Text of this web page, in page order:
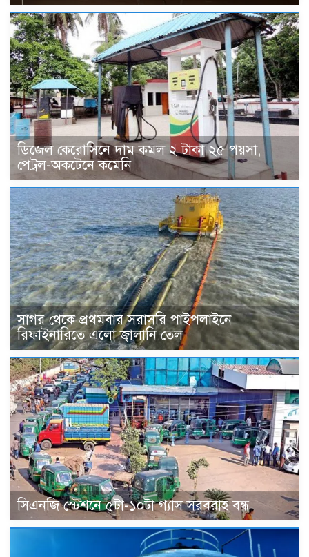
ডিজেল কেরোসিনে দাম কমল ২ টাকা ২৫ পয়সা,
পেট্রল-অকটেনে কমেনি
সাগর থেকে প্রথমবার সরাসরি পাইপলাইনে
রিফাইনারিতে এলো জ্বালানি তেল
সিএনজি স্টেশনে ৫টা-১০টা গ্যাস সরবরাহ বন্ধ